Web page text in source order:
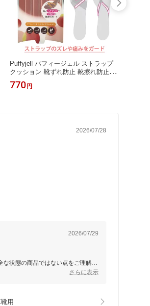
Puffyjell パフィージェル ストラップ
クッション 靴ずれ防止 靴擦れ防止 サ
ンダル用 クッションパッド 痛み軽減
ストラップカバー クリアタイプ 靴擦
770 円
2026/07/28
2026/07/29
状態の商品ではない点をご理解い
さらに表示
用